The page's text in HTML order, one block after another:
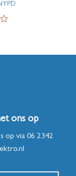
ons op
op via 06 2342